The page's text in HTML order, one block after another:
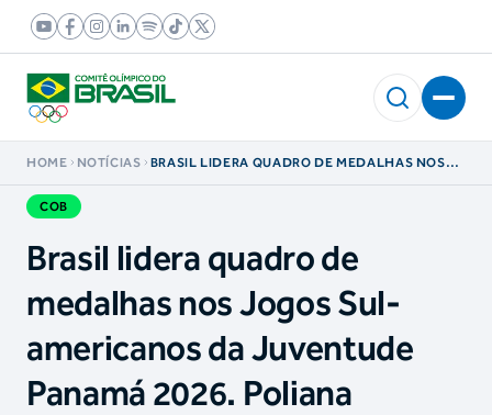
HOME NOTÍCIAS
BRASIL LIDERA QUADRO DE MEDALHAS NOS
COB
Brasil lidera quadro de
medalhas nos Jogos Sul-
americanos da Juventude
Panamá 2026. Poliana